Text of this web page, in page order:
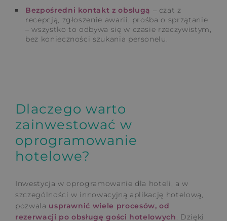
Bezpośredni kontakt z obsługą – czat z
recepcją, zgłoszenie awarii, prośba o sprzątanie
– wszystko to odbywa się w czasie rzeczywistym,
bez konieczności szukania personelu.
Dlaczego warto
zainwestować w
oprogramowanie
hotelowe?
Inwestycja w oprogramowanie dla hoteli, a w
szczególności w innowacyjną aplikację hotelową,
pozwala usprawnić wiele procesów, od
rezerwacji po obsługę gości hotelowych . Dzięki